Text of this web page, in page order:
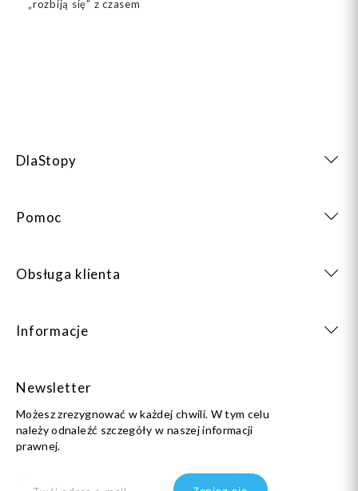
„rozbiją się” z czasem
DlaStopy
Pomoc
Obsługa klienta
Informacje
Newsletter
Możesz zrezygnować w każdej chwili. W tym celu
należy odnaleźć szczegóły w naszej informacji
prawnej.